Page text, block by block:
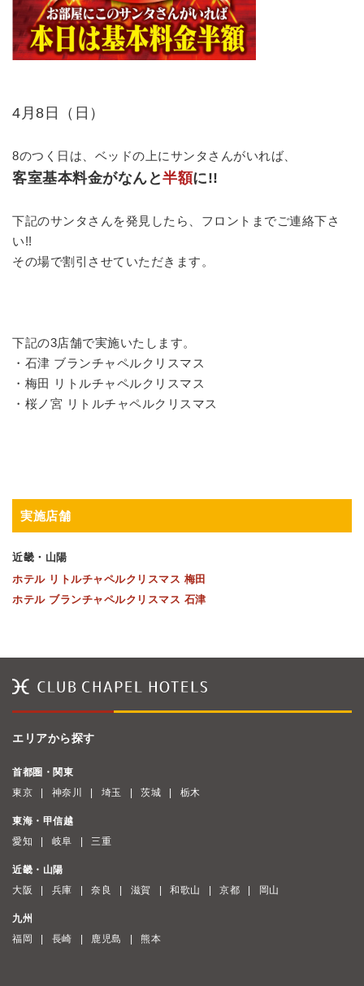
4月8日（日）
8のつく日は、ベッドの上にサンタさんがいれば、
客室基本料金がなんと半額に!!
下記のサンタさんを発見したら、フロントまでご連絡下さ
い!!
その場で割引させていただきます。
下記の3店舗で実施いたします。
・石津 ブランチャペルクリスマス
・梅田 リトルチャペルクリスマス
・桜ノ宮 リトルチャペルクリスマス
実施店舗
近畿・山陽
ホテル リトルチャペルクリスマス 梅田
ホテル ブランチャペルクリスマス 石津
エリアから探す
首都圏・関東
東京
神奈川 埼玉 茨城 栃木
東海・甲信越
愛知
岐阜 三重
近畿・山陽
大阪
兵庫 奈良 滋賀 和歌山 京都 岡山
九州
福岡
長崎 鹿児島 熊本